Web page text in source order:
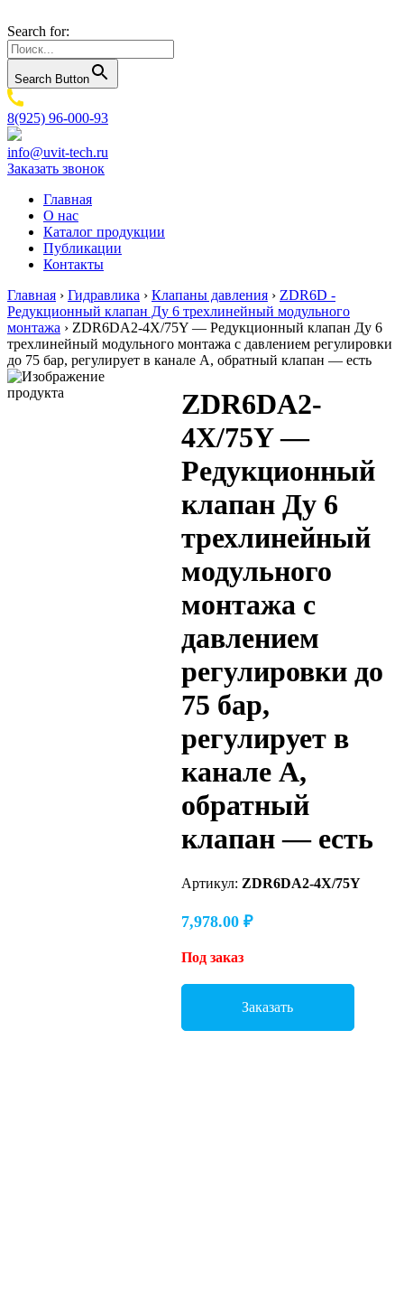
Search for:
Search Button
8(925) 96-000-93
info@uvit-tech.ru
Заказать звонок
Главная
О нас
Каталог продукции
Публикации
Контакты
Главная › Гидравлика › Клапаны давления › ZDR6D -
Редукционный клапан Ду 6 трехлинейный модульного
монтажа › ZDR6DA2-4X/75Y — Редукционный клапан Ду 6
трехлинейный модульного монтажа с давлением регулировки
до 75 бар, регулирует в канале A, обратный клапан — есть
ZDR6DA2-
4X/75Y —
Редукционный
клапан Ду 6
трехлинейный
модульного
монтажа с
давлением
регулировки до
75 бар,
регулирует в
канале A,
обратный
клапан — есть
Артикул: ZDR6DA2-4X/75Y
7,978.00 ₽
Под заказ
Заказать